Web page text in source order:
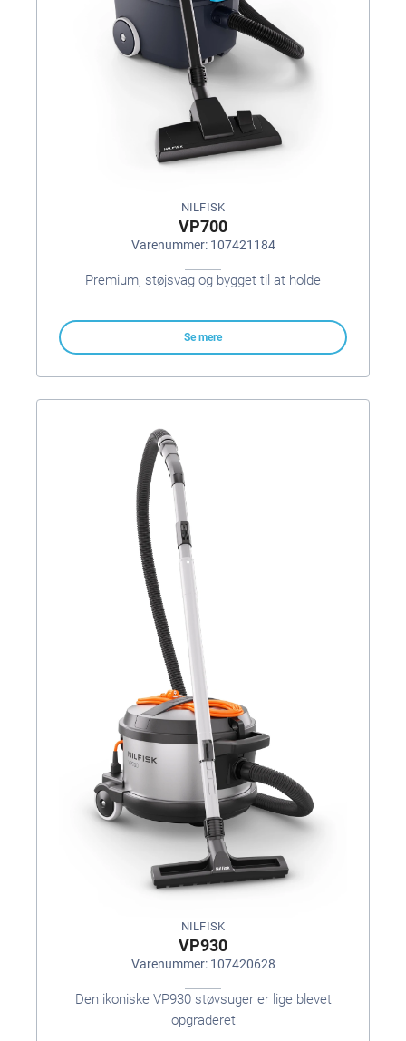
NILFISK
VP700
Varenummer: 107421184
Premium, støjsvag og bygget til at holde
Se mere
NILFISK
VP930
Varenummer: 107420628
Den ikoniske VP930 støvsuger er lige blevet
opgraderet